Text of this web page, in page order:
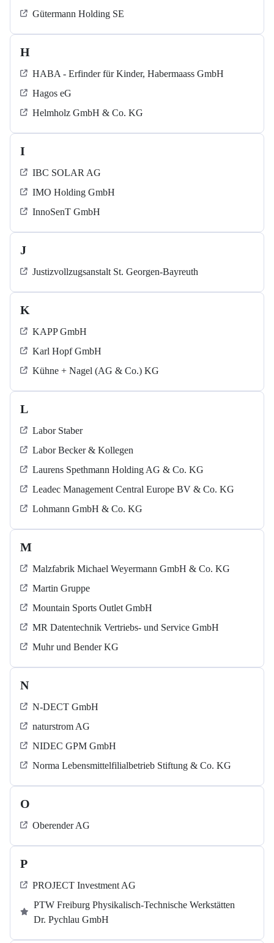
Gütermann Holding SE
H
HABA - Erfinder für Kinder, Habermaass GmbH
Hagos eG
Helmholz GmbH & Co. KG
I
IBC SOLAR AG
IMO Holding GmbH
InnoSenT GmbH
J
Justizvollzugsanstalt St. Georgen-Bayreuth
K
KAPP GmbH
Karl Hopf GmbH
Kühne + Nagel (AG & Co.) KG
L
Labor Staber
Labor Becker & Kollegen
Laurens Spethmann Holding AG & Co. KG
Leadec Management Central Europe BV & Co. KG
Lohmann GmbH & Co. KG
M
Malzfabrik Michael Weyermann GmbH & Co. KG
Martin Gruppe
Mountain Sports Outlet GmbH
MR Datentechnik Vertriebs- und Service GmbH
Muhr und Bender KG
N
N-DECT GmbH
naturstrom AG
NIDEC GPM GmbH
Norma Lebensmittelfilialbetrieb Stiftung & Co. KG
O
Oberender AG
P
PROJECT Investment AG
PTW Freiburg Physikalisch-Technische Werkstätten
Dr. Pychlau GmbH